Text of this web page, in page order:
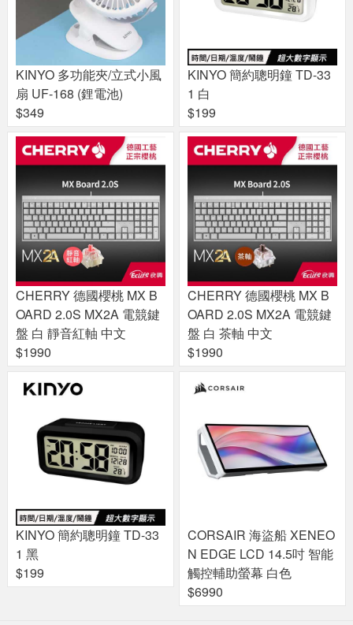
KINYO 多功能夾/立式小風
扇 UF-168 (鋰電池)
$349
KINYO 簡約聰明鐘 TD-33
1 白
$199
CHERRY 德國櫻桃 MX B
OARD 2.0S MX2A 電競鍵
盤 白 靜音紅軸 中文
$1990
CHERRY 德國櫻桃 MX B
OARD 2.0S MX2A 電競鍵
盤 白 茶軸 中文
$1990
KINYO 簡約聰明鐘 TD-33
1 黑
$199
CORSAIR 海盜船 XENEO
N EDGE LCD 14.5吋 智能
觸控輔助螢幕 白色
$6990